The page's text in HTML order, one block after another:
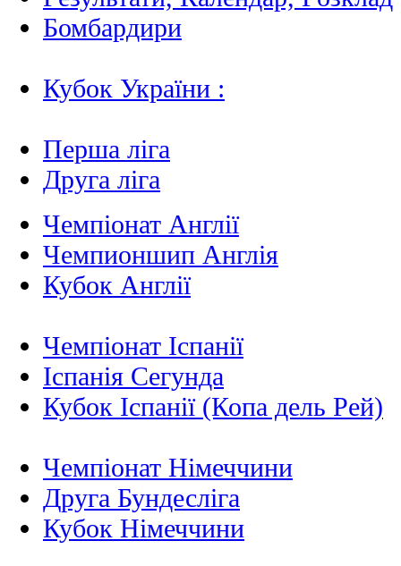
Бомбардири
Кубок України :
Перша ліга
Друга ліга
Чемпіонат Англії
Чемпионшип Англія
Кубок Англії
Чемпіонат Іспанії
Іспанія Сегунда
Кубок Іспанії (Копа дель Рей)
Чемпіонат Німеччини
Друга Бундесліга
Кубок Німеччини